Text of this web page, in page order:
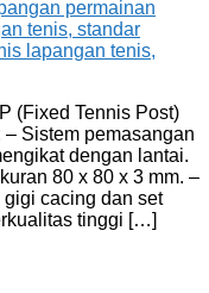
(Fixed Tennis Post)
Sistem pemasangan
dengan lantai.
80 x 80 x 3 mm. –
cacing dan set
tinggi […]